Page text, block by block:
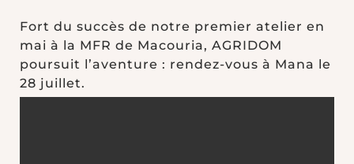
Fort du succès de notre premier atelier en
mai à la MFR de Macouria, AGRIDOM
poursuit l’aventure : rendez-vous à Mana le
28 juillet.